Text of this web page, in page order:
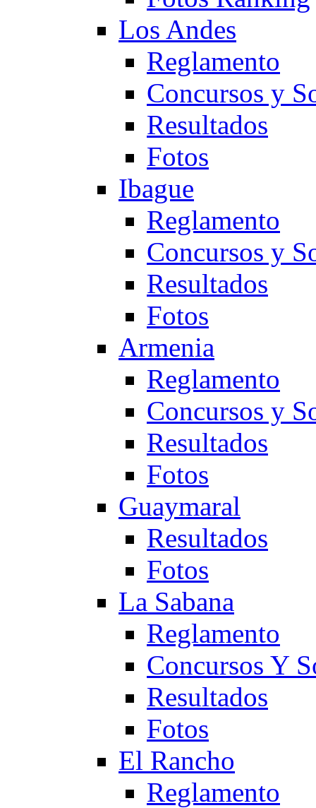
Los Andes
Reglamento
Concursos y
Resultados
Fotos
Ibague
Reglamento
Concursos y
Resultados
Fotos
Armenia
Reglamento
Concursos y
Resultados
Fotos
Guaymaral
Resultados
Fotos
La Sabana
Reglamento
Concursos Y
Resultados
Fotos
El Rancho
Reglamento